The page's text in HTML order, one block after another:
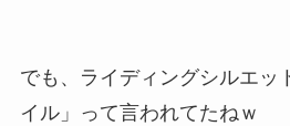
でも、ライディングシルエッ
イル」って言われてたねｗ